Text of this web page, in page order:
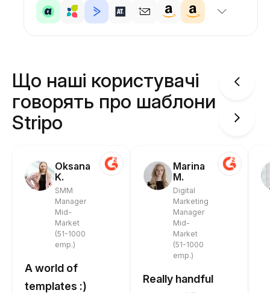
Що наші користувачі
говорять про шаблони
Stripo
Oksana
K.
SMM
Manager
Mid-
Market
(51-1000
emp.)
A world of
templates :)
Marina
M.
Digital
Marketing
Manager
Mid-
Market
(51-1000
emp.)
Really handful